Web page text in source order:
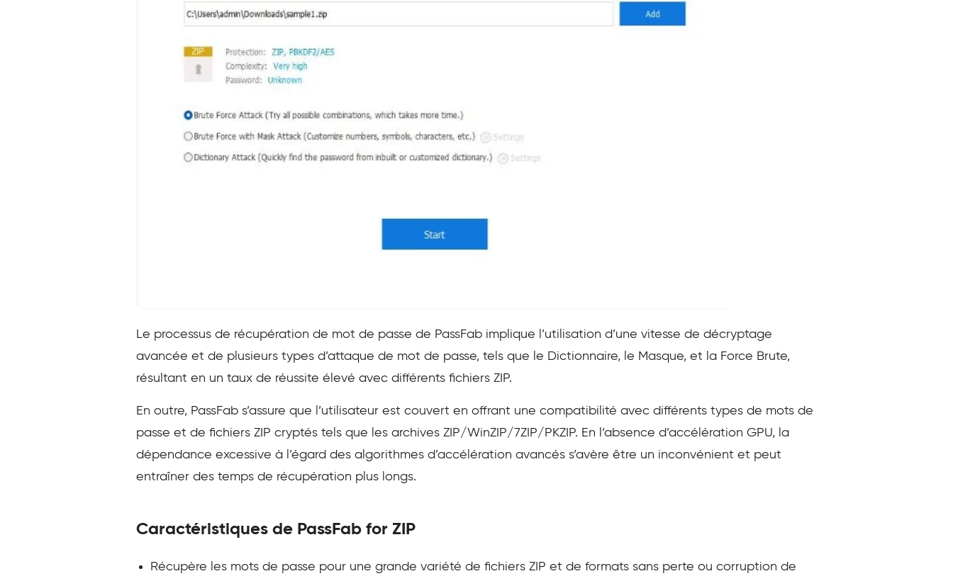
Le processus de récupération de mot de passe de PassFab implique l’utilisation d’une vitesse de décryptage
avancée et de plusieurs types d’attaque de mot de passe, tels que le Dictionnaire, le Masque, et la Force Brute,
résultant en un taux de réussite élevé avec différents fichiers ZIP.
En outre, PassFab s’assure que l’utilisateur est couvert en offrant une compatibilité avec différents types de mots de
passe et de fichiers ZIP cryptés tels que les archives ZIP/WinZIP/7ZIP/PKZIP. En l’absence d’accélération GPU, la
dépendance excessive à l’égard des algorithmes d’accélération avancés s’avère être un inconvénient et peut
entraîner des temps de récupération plus longs.
Caractéristiques de PassFab for ZIP
Récupère les mots de passe pour une grande variété de fichiers ZIP et de formats sans perte ou corruption de